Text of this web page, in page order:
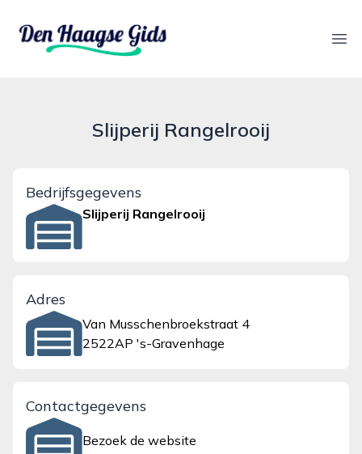
denhaagsegids.nl
Slijperij Rangelrooij
Bedrijfsgegevens
Slijperij Rangelrooij
Adres
Van Musschenbroekstraat 4
2522AP 's-Gravenhage
Contactgegevens
Bezoek de website